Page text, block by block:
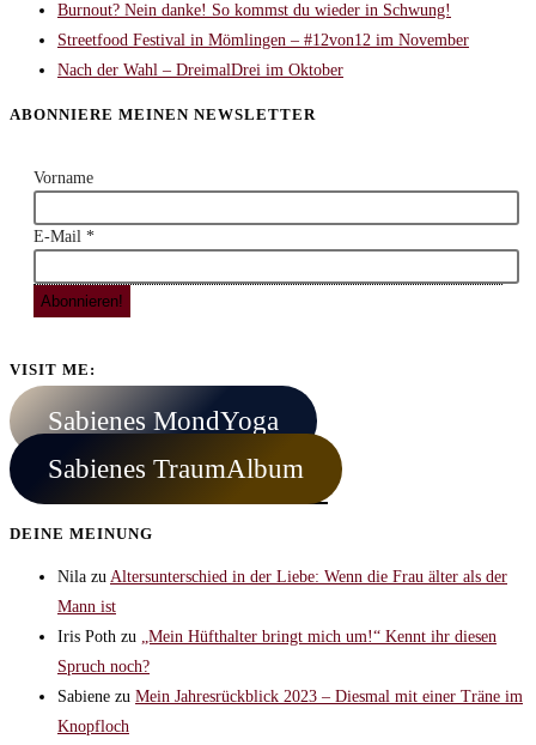
Burnout? Nein danke! So kommst du wieder in Schwung!
Streetfood Festival in Mömlingen – #12von12 im November
Nach der Wahl – DreimalDrei im Oktober
ABONNIERE MEINEN NEWSLETTER
Vorname
E-Mail *
VISIT ME:
Sabienes MondYoga
Sabienes TraumAlbum
DEINE MEINUNG
Nila zu Altersunterschied in der Liebe: Wenn die Frau älter als der
Mann ist
Iris Poth zu
„Mein Hüfthalter bringt mich um!“ Kennt ihr diesen
Spruch noch?
Sabiene zu Mein Jahresrückblick 2023 – Diesmal mit einer Träne im
Knopfloch